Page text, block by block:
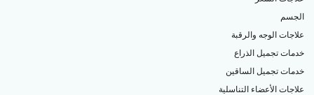
الجسم
علاجات الوجه والرقبة
خدمات تجميل الذراع
خدمات تجميل الساقين
علاجات الأعضاء التناسلية